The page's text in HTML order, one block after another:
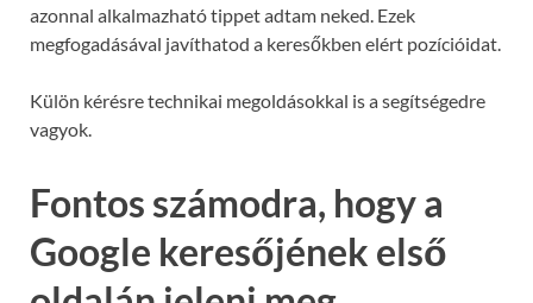
azonnal alkalmazható tippet adtam neked. Ezek
megfogadásával javíthatod a keresőkben elért pozícióidat.
Külön kérésre technikai megoldásokkal is a segítségedre
vagyok.
Fontos számodra, hogy a
Google keresőjének első